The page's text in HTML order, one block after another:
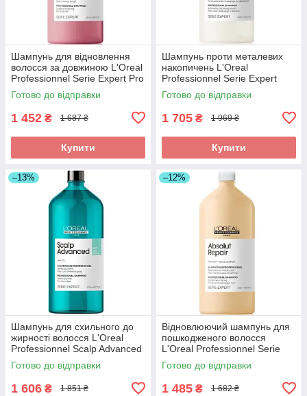
Шампунь для відновлення
волосся за довжиною L'Oreal
Professionnel Serie Expert Pro
Longer Shampoo 1500 мл
Готово до відправки
1 452 ₴ 1 687 ₴
Купити
Шампунь проти металевих
накопичень L'Oreal
Professionnel Serie Expert
Metal Detox Shampoo 1500мл
Готово до відправки
1 705 ₴ 1 969 ₴
Купити
–13%
Шампунь для схильного до
жирності волосся L'Oreal
Professionnel Scalp Advanced
Anti-Oiliness Shampoo
Готово до відправки
1 606 ₴ 1 851 ₴
–12%
Відновлюючий шампунь для
пошкодженого волосся
L'Oreal Professionnel Serie
Expert Absolut Repair
Shampoo 1500мл
Готово до відправки
1 485 ₴ 1 682 ₴